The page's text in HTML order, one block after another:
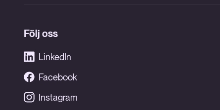
Följ oss
LinkedIn
Facebook
Instagram